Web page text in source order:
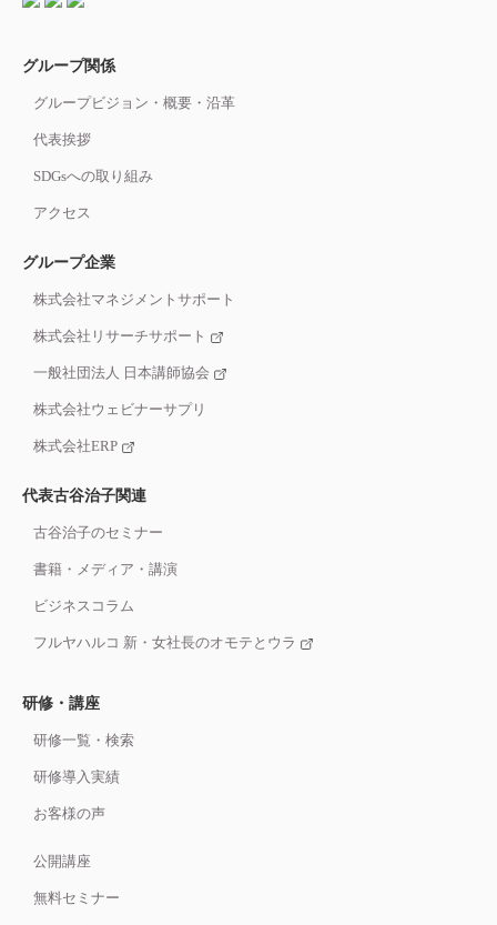
グループ関係
グループビジョン・概要・沿革
代表挨拶
SDGsへの取り組み
アクセス
グループ企業
株式会社マネジメントサポート
株式会社リサーチサポート
一般社団法人 日本講師協会
株式会社ウェビナーサプリ
株式会社ERP
代表古谷治子関連
古谷治子のセミナー
書籍・メディア・講演
ビジネスコラム
フルヤハルコ 新・女社長のオモテとウラ
研修・講座
研修一覧・検索
研修導入実績
お客様の声
公開講座
無料セミナー